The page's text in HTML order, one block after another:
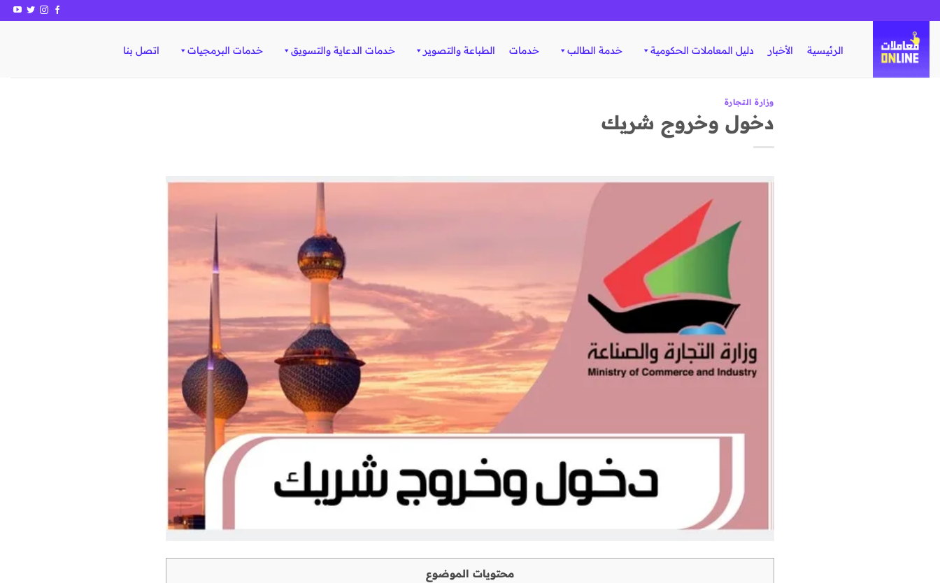
الرئيسية الأخبار دليل المعاملات الحكومية خدمة الطالب خدمات الطباعة والتصوير خدمات الدعاية والتسويق خدمات البرمجيات اتصل بنا
وزارة التجارة
دخول وخروج شريك
محتويات الموضوع